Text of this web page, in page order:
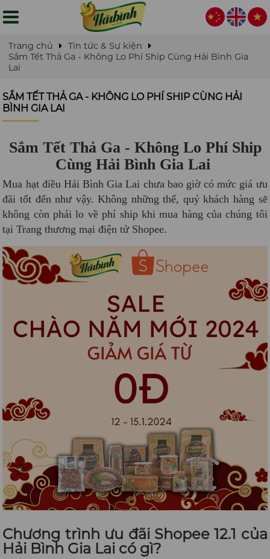
Trang chủ
Tin tức & Sự kiện
Sắm Tết Thả Ga - Không Lo Phí Ship Cùng Hải Bình Gia
Lai
SẮM TẾT THẢ GA - KHÔNG LO PHÍ SHIP CÙNG HẢI
BÌNH GIA LAI
Sắm Tết Thả Ga - Không Lo Phí Ship
Cùng Hải Bình Gia Lai
Mua hạt điều Hải Bình Gia Lai chưa bao giờ có mức giá ưu
đãi tốt đến như vậy. Không những thế, quý khách hàng sẽ
không còn phải lo về phí ship khi mua hàng của chúng tôi
tại Trang thương mại điện tử Shopee.
Chương trình ưu đãi Shopee 12.1 của
Hải Bình Gia Lai có gì?